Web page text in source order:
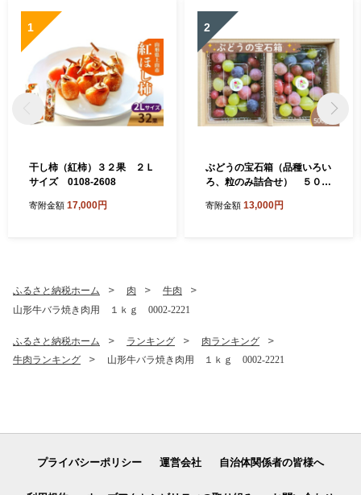
1
干し柿（紅柿）３２果 ２Ｌ
サイズ 0108-2608
寄附金額 17,000円
2
ぶどうの宝石箱（品種いろい
ろ、粒のみ詰合せ） ５００
寄附金額 13,000円
ふるさと納税ホーム 肉
牛肉
山形牛バラ焼き肉用 １ｋｇ 0002-2221
ふるさと納税ホーム ランキング
肉ランキング
牛肉ランキング
山形牛バラ焼き肉用 １ｋｇ 0002-2221
プライバシーポリシー 運営会社 自治体関係者の皆様へ